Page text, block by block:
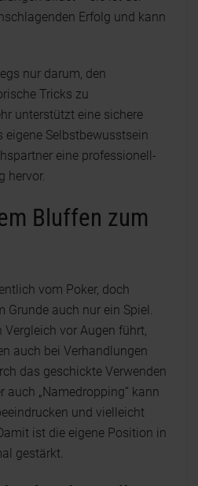
Erfolg und kann
nur darum, den
Tricks zu
unterstützt eine sichere
eigene Selbstbewusstsein
eine professionell-
hervor.
Bluffen zum
vom Poker, doch
auch nur ein Spiel.
vor Augen führt,
auch bei Verhandlungen
das geschickte Verwenden
auch „Namedropping“ kann
und vielleicht
ist die eigene Position in
gestärkt.